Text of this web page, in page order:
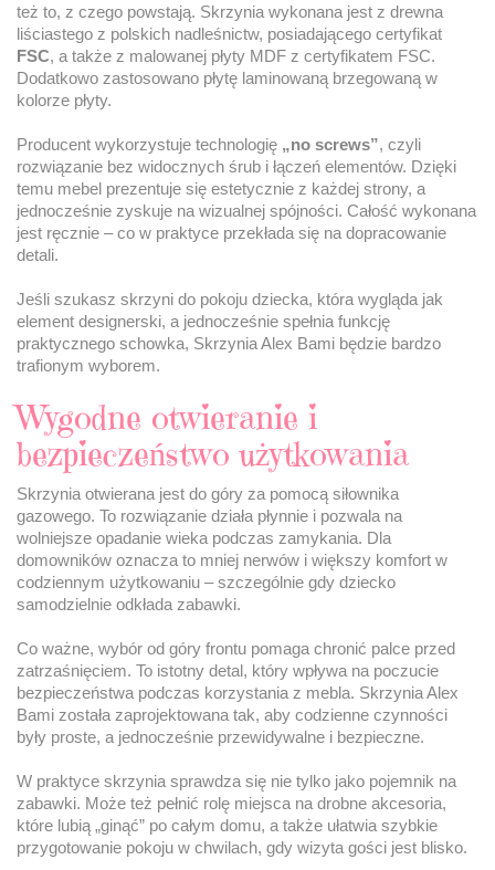
też to, z czego powstają. Skrzynia wykonana jest z drewna
liściastego z polskich nadleśnictw, posiadającego certyfikat
FSC, a także z malowanej płyty MDF z certyfikatem FSC.
Dodatkowo zastosowano płytę laminowaną brzegowaną w
kolorze płyty.
Producent wykorzystuje technologię „no screws”, czyli
rozwiązanie bez widocznych śrub i łączeń elementów. Dzięki
temu mebel prezentuje się estetycznie z każdej strony, a
jednocześnie zyskuje na wizualnej spójności. Całość wykonana
jest ręcznie – co w praktyce przekłada się na dopracowanie
detali.
Jeśli szukasz skrzyni do pokoju dziecka, która wygląda jak
element designerski, a jednocześnie spełnia funkcję
praktycznego schowka, Skrzynia Alex Bami będzie bardzo
trafionym wyborem.
Wygodne otwieranie i
bezpieczeństwo użytkowania
Skrzynia otwierana jest do góry za pomocą siłownika
gazowego. To rozwiązanie działa płynnie i pozwala na
wolniejsze opadanie wieka podczas zamykania. Dla
domowników oznacza to mniej nerwów i większy komfort w
codziennym użytkowaniu – szczególnie gdy dziecko
samodzielnie odkłada zabawki.
Co ważne, wybór od góry frontu pomaga chronić palce przed
zatrzaśnięciem. To istotny detal, który wpływa na poczucie
bezpieczeństwa podczas korzystania z mebla. Skrzynia Alex
Bami została zaprojektowana tak, aby codzienne czynności
były proste, a jednocześnie przewidywalne i bezpieczne.
W praktyce skrzynia sprawdza się nie tylko jako pojemnik na
zabawki. Może też pełnić rolę miejsca na drobne akcesoria,
które lubią „ginąć” po całym domu, a także ułatwia szybkie
przygotowanie pokoju w chwilach, gdy wizyta gości jest blisko.